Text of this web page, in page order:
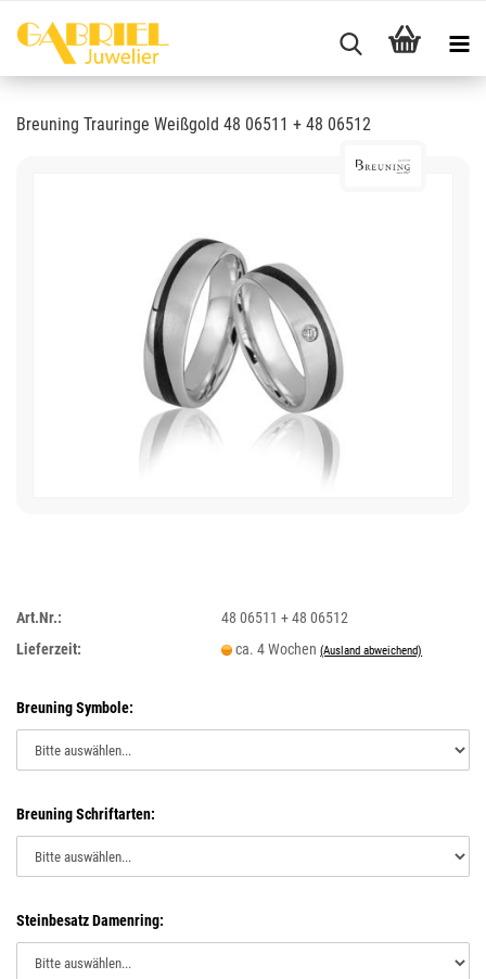
Breuning Trauringe Weißgold 48 06511 + 48 06512
Art.Nr.:
48 06511 + 48 06512
Lieferzeit:
ca. 4 Wochen(Ausland abweichend)
Breuning Symbole:
Breuning Schriftarten:
Steinbesatz Damenring: